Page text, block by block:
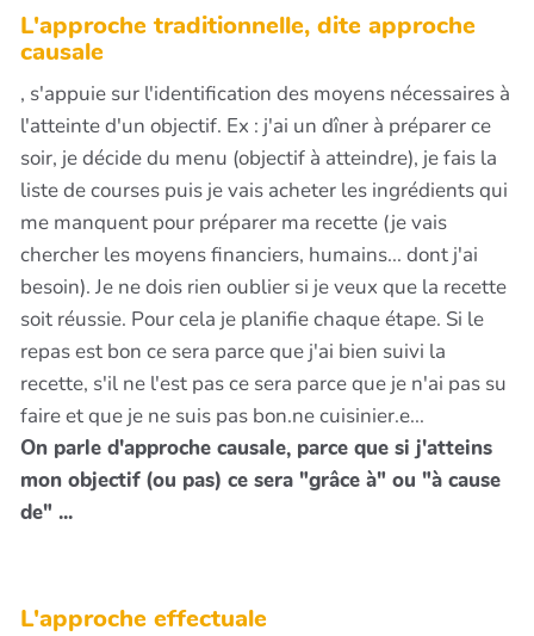
L'approche traditionnelle, dite approche
causale
, s'appuie sur l'identification des moyens nécessaires à
l'atteinte d'un objectif. Ex : j'ai un dîner à préparer ce
soir, je décide du menu (objectif à atteindre), je fais la
liste de courses puis je vais acheter les ingrédients qui
me manquent pour préparer ma recette (je vais
chercher les moyens financiers, humains... dont j'ai
besoin). Je ne dois rien oublier si je veux que la recette
soit réussie. Pour cela je planifie chaque étape. Si le
repas est bon ce sera parce que j'ai bien suivi la
recette, s'il ne l'est pas ce sera parce que je n'ai pas su
faire et que je ne suis pas bon.ne cuisinier.e...
On parle d'approche causale, parce que si j'atteins
mon objectif (ou pas) ce sera "grâce à" ou "à cause
de" ...
L'approche effectuale